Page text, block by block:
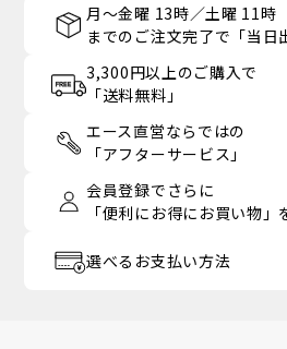
月～金曜 13時／土曜 11時
までのご注文完了で「当日
3,300円以上のご購入で
「送料無料」
エース直営ならではの
「アフターサービス」
会員登録でさらに
「便利にお得にお買い物」
選べるお支払い方法